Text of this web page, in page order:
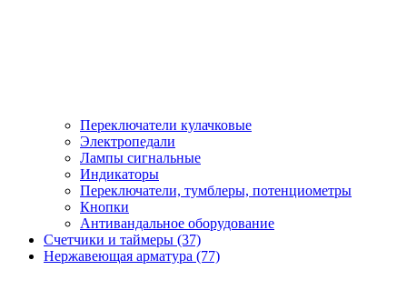
Переключатели кулачковые
Электропедали
Лампы сигнальные
Индикаторы
Переключатели, тумблеры, потенциометры
Кнопки
Антивандальное оборудование
Счетчики и таймеры (37)
Нержавеющая арматура (77)